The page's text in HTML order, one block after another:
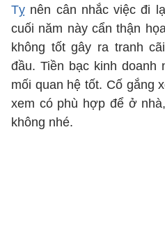
Tỵ nên cân nhắc việc đi
cuối năm này cẩn thận
không tốt gây ra tranh
đầu. Tiền bạc kinh doanh
mối quan hệ tốt. Cố gắng
xem có phù hợp để ở
không nhé.